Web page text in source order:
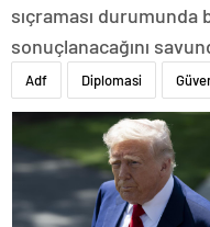
sıçraması
sonuçlanacağını
Adf Diplomasi